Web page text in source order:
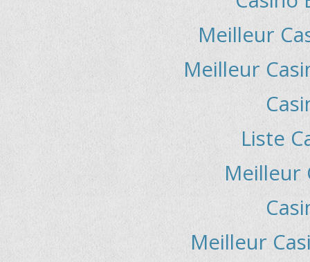
Meilleur
Meilleur
Liste
Meilleur
Meilleur